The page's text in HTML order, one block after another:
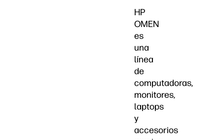
HP
OMEN
es
una
línea
de
computadoras,
monitores,
laptops
y
accesorios